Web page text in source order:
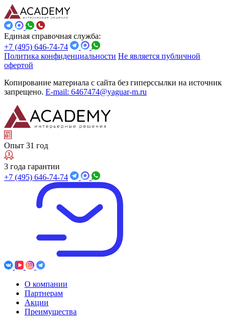
Единая справочная служба:
+7 (495) 646-74-74
Политика конфиденциальности Не является публичной
офертой
Копирование материала с сайта без гиперссылки на источник
запрещено. E-mail: 6467474@yaguar-m.ru
Опыт 31 год
3 года гарантии
+7 (495) 646-74-74
О компании
Партнерам
Акции
Преимущества